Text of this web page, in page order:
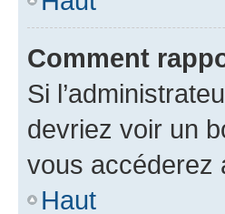
Comment
Si
devriez voir un
vous accéderez
Haut